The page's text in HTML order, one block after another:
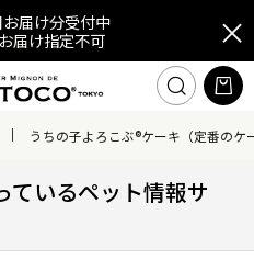
届け分受付中
届け指定不可
うちの子よろこぶ®ケーキ（定番のケ
ているペット情報サ